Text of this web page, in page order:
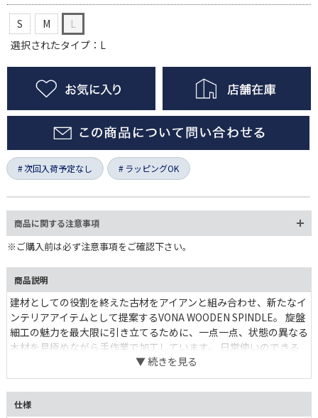
S M
L
選択されたタイプ：L
次回入荷予定なし ラッピングOK
商品に関する注意事項
※ご購入前は必ず注意事項をご確認下さい。
商品説明
建材としての役割を終えた古材をアイアンと組み合わせ、新たなイ
ンテリアアイテムとして提案するVONA WOODEN SPINDLE。 旋盤
細工の魅力を最大限に引き立てるために、一点一点、状態の異なる
木材を見極めながら手作業で加工しています。 日常使いのできる
アイテムですが、古材の持つ独特な風合いは特別な空間の演出など
にも幅広く活用いただけます。
仕様